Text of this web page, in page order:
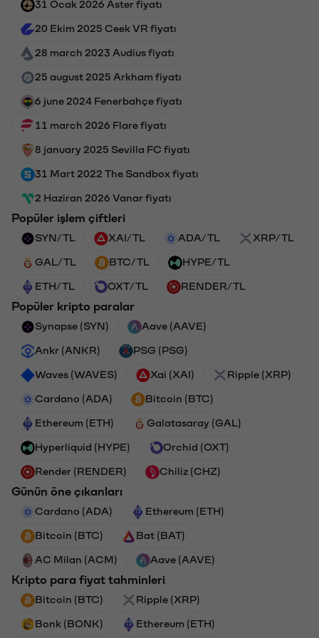
31 Ocak 2026 Aster fiyatı
20 Ekim 2025 Ceek VR fiyatı
28 march 2023 Audius fiyatı
25 august 2025 Arkham fiyatı
6 june 2024 Fenerbahçe fiyatı
11 march 2026 Flare fiyatı
8 january 2025 Sevilla FC fiyatı
31 Mart 2022 The Sandbox fiyatı
2 Haziran 2026 Vanar fiyatı
Popüler işlem çiftleri
SYN/TL XAI/TL ADA/TL XRP/TL
GAL/TL BTC/TL HYPE/TL
ETH/TL OXT/TL RENDER/TL
Popüler kripto paralar
Synapse (SYN) Aave (AAVE)
Ankr (ANKR) PSG (PSG)
Waves (WAVES) Xai (XAI) Ripple (XRP)
Cardano (ADA) Bitcoin (BTC)
Ethereum (ETH) Galatasaray (GAL)
Hyperliquid (HYPE) Orchid (OXT)
Render (RENDER) Chiliz (CHZ)
Günün öne çıkanları
Cardano (ADA) Ethereum (ETH)
Bitcoin (BTC) Bat (BAT)
AC Milan (ACM) Aave (AAVE)
Kripto para fiyat tahminleri
Bitcoin (BTC) Ripple (XRP)
Bonk (BONK) Ethereum (ETH)